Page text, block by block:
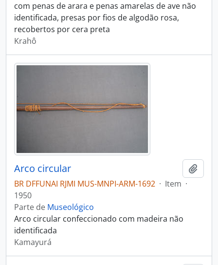
com penas de arara e penas amarelas de ave não
identificada, presas por fios de algodão rosa,
recobertos por cera preta
Krahô
Arco circular
BR DFFUNAI RJMI MUS-MNPI-ARM-1692 · Item ·
1950
Parte de Museológico
Arco circular confeccionado com madeira não
identificada
Kamayurá